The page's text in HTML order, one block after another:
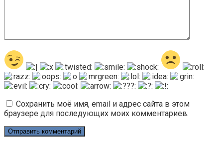
Сохранить моё имя, email и адрес сайта в этом
браузере для последующих моих комментариев.